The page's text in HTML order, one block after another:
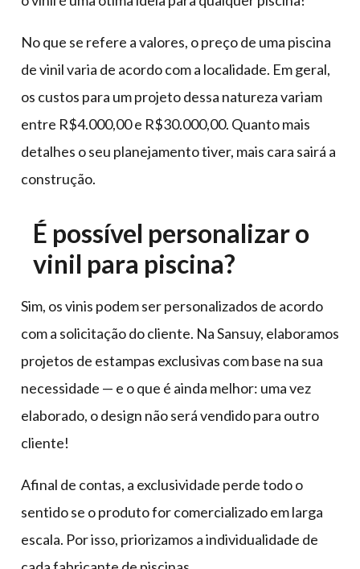
No que se refere a valores, o preço de uma piscina
de vinil varia de acordo com a localidade. Em geral,
os custos para um projeto dessa natureza variam
entre R$4.000,00 e R$30.000,00. Quanto mais
detalhes o seu planejamento tiver, mais cara sairá a
construção.
É possível personalizar o
vinil para piscina?
Sim, os vinis podem ser personalizados de acordo
com a solicitação do cliente. Na Sansuy, elaboramos
projetos de estampas exclusivas com base na sua
necessidade — e o que é ainda melhor: uma vez
elaborado, o design não será vendido para outro
cliente!
Afinal de contas, a exclusividade perde todo o
sentido se o produto for comercializado em larga
escala. Por isso, priorizamos a individualidade de